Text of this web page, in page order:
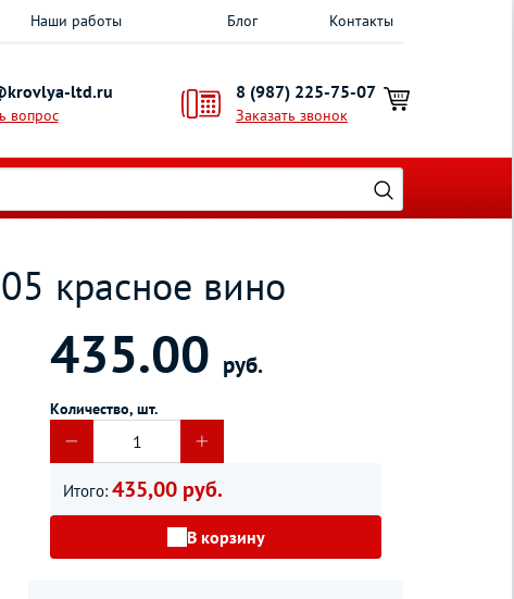
Наши работы Блог Контакты
ltd.ru
вопрос
8 (987) 225-75-07
Заказать звонок
красное вино
435.00 руб.
Количество, шт.
Итого: 435,00 руб.
В корзину